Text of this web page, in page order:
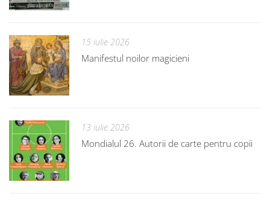
15 iulie 2026
Manifestul noilor magicieni
13 iulie 2026
Mondialul 26. Autorii de carte pentru copii